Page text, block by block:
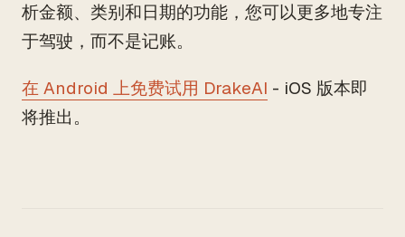
析金额、类别和日期的功能，您可以更多地专注
于驾驶，而不是记账。
在 Android 上免费试用 DrakeAI - iOS 版本即
将推出。